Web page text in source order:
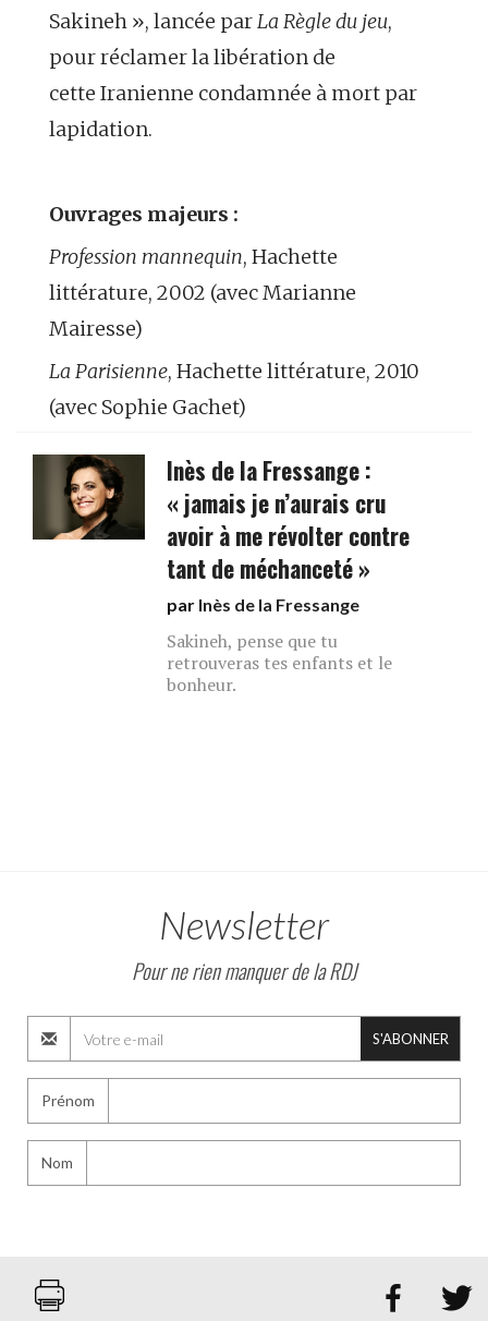
Sakineh », lancée parLa Règle du jeu,
pour réclamer la libération de
cette Iranienne condamnée à mort par
lapidation.
Ouvrages majeurs :
Profession mannequin, Hachette
littérature, 2002 (avec Marianne
Mairesse)
La Parisienne, Hachette littérature, 2010
(avec Sophie Gachet)
Inès de la Fressange :
« jamais je n’aurais cru
avoir à me révolter contre
tant de méchanceté »
par Inès de la Fressange
Sakineh, pense que tu
retrouveras tes enfants et le
bonheur.
Newsletter
Pour ne rien manquer de la RDJ
S'ABONNER
Prénom
Nom
 